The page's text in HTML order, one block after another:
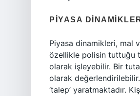
PIYASA
Piyasa dinamikleri, mal
özellikle polisin tuttuğu
olarak işleyebilir. Bir
olarak
‘talep’ yaratmaktadır.